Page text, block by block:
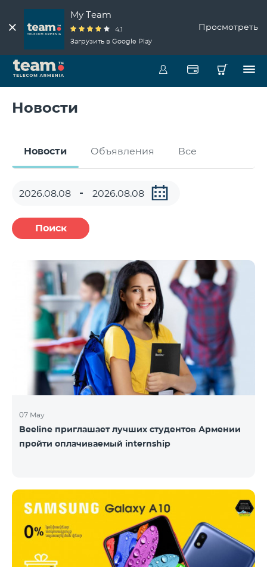
My Team
4.1
Загрузить в Google Play
Просмотреть
Новости
Новости Объявления Все
Поиск
07 May
Beeline приглашает лучших студентов Армении
пройти оплачиваемый internship